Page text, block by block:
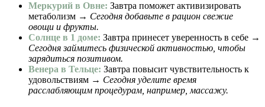
Меркурий в Овне: Завтра поможет активизировать
метаболизм → Сегодня добавьте в рацион свежие
овощи и фрукты.
Солнце в 1 доме: Завтра принесет уверенность в себе →
Сегодня займитесь физической активностью, чтобы
зарядиться позитивом.
Венера в Тельце: Завтра повысит чувствительность к
удовольствиям → Сегодня уделите время
расслабляющим процедурам, например, массажу.